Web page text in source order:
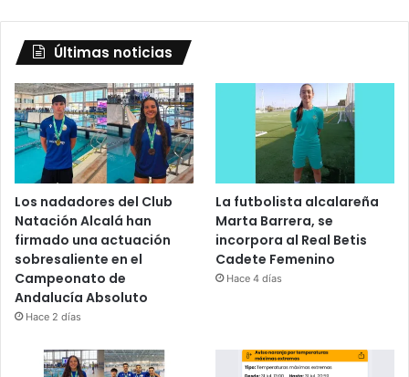
Últimas noticias
Los nadadores del Club
Natación Alcalá han
firmado una actuación
sobresaliente en el
Campeonato de
Andalucía Absoluto
Hace 2 días
La futbolista alcalareña
Marta Barrera, se
incorpora al Real Betis
Cadete Femenino
Hace 4 días